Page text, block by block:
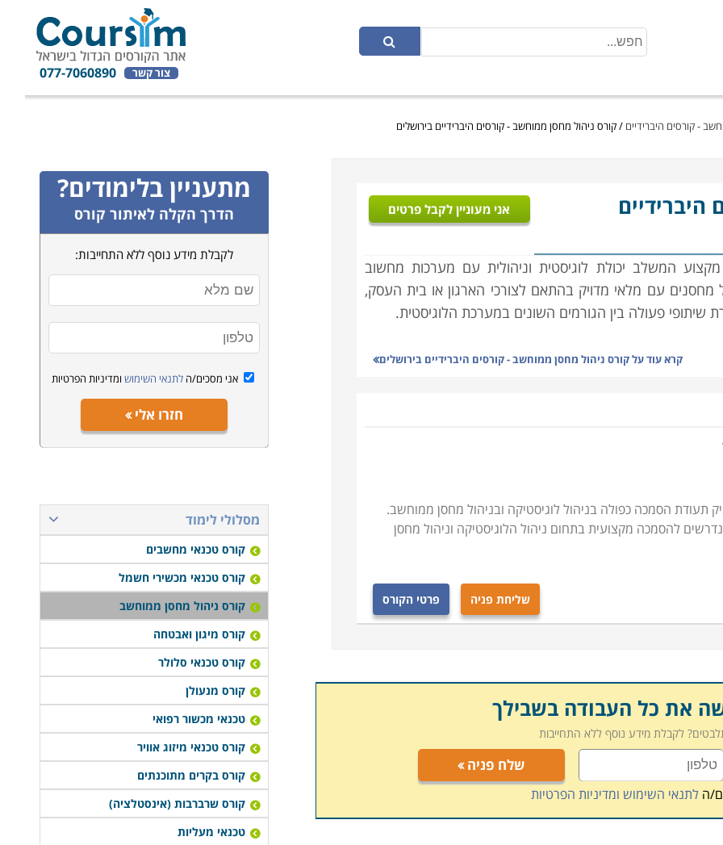
צור קשר 077-7060890
- קורסים היברידיים /קורס ניהול מחסן ממוחשב - קורסים היברידיים בירושלים
היברידיים
אני מעוניין לקבל פרטים
המשלב יכולת לוגיסטית וניהולית עם מערכות מחשוב
עם מלאי מדויק בהתאם לצורכי הארגון או בית העסק,
שיתופי פעולה בין הגורמים השונים במערכת הלוגיסטית.
הקורס יועברו שיעורים במגוון נושאים: מבנה הארגון,
משוחררים שעסקו באפסנאות בצבא, או לחסרי ניסיון הרוצים
להתקדם בו לתפקידים ניהוליים בכירים ולסלול דרך
בארגון, הרוצים להרחיב את הידע המקצועי ולפקח באופן
החשוב ביותר בחברה יצרנית וניהול תקין עשוי להוביל
שהינם לעתים בלתי הפיכים.
לעבודה בתחום.
תלוי במוסד הלימודים, כאשר בחלק המקומות תוכלו לקבל אף
דרך האינטרנט.
קרא עוד עלקורס ניהול מחסן ממוחשב - קורסים היברידיים בירושלים
תעודת הסמכה כפולה בניהול לוגיסטיקה ובניהול מחסן ממוחשב.
להסמכה מקצועית בתחום ניהול הלוגיסטיקה וניהול מחסן
שליחת פניה פרטי הקורס
את כל העבודה בשבילך
לקבלת מידע נוסף ללא התחייבות
שלח פניה
הלתנאי השימוש ומדיניות הפרטיות
מתעניין בלימודים?
הדרך הקלה לאיתור קורס
לקבלת מידע נוסף ללא התחייבות:
אני מסכים/הלתנאי השימוש ומדיניות הפרטיות
חזרו אלי
מסלולי לימוד
קורס טכנאי מחשבים
קורס טכנאי מכשירי חשמל
קורס ניהול מחסן ממוחשב
קורס מיגון ואבטחה
קורס טכנאי סלולר
קורס מנעולן
טכנאי מכשור רפואי
קורס טכנאי מיזוג אוויר
קורס בקרים מתוכנתים
קורס שרברבות (אינסטלציה)
טכנאי מעליות